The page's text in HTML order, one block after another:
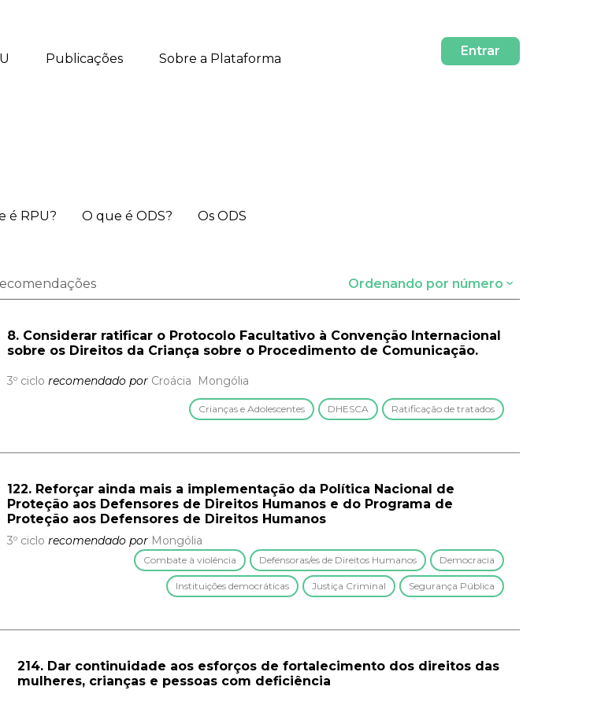
Publicações Sobre a Plataforma
Entrar
é RPU? O que é ODS? Os ODS
Ordenando por número
8. Considerar ratificar o Protocolo Facultativo à Convenção Internacional
sobre os Direitos da Criança sobre o Procedimento de Comunicação.
3º ciclo recomendado por Croácia Mongólia
Crianças e Adolescentes DHESCA Ratificação de tratados
122. Reforçar ainda mais a implementação da Política Nacional de
Proteção aos Defensores de Direitos Humanos e do Programa de
Proteção aos Defensores de Direitos Humanos
3º ciclo recomendado por Mongólia
Combate à violência Defensoras/es de Direitos Humanos Democracia
Instituições democráticas Justiça Criminal Segurança Pública
214. Dar continuidade aos esforços de fortalecimento dos direitos das
mulheres, crianças e pessoas com deficiência